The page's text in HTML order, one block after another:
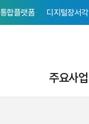
합플랫폼 디지털장서각
주요사업